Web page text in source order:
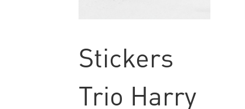
Stickers
Trio Harry